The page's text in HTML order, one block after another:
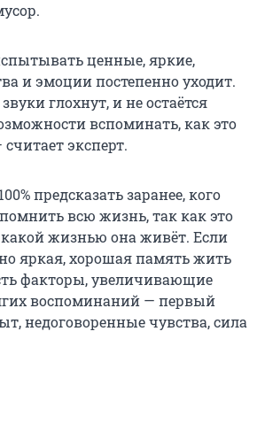
ценные, яркие,
и эмоции постепенно уходит.
глохнут, и не остаётся
вспоминать, как это
эксперт.
предсказать заранее, кого
всю жизнь, так как это
какой жизнью она живёт. Если
яркая, хорошая память жить
факторы, увеличивающие
воспоминаний — первый
недоговоренные чувства, сила